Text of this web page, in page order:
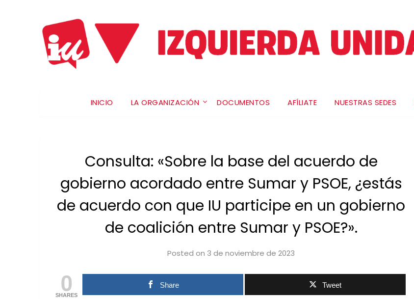
INICIO LA ORGANIZACIÓN DOCUMENTOS AFÍLIATE NUESTRAS SEDES
Consulta: «Sobre la base del acuerdo de
gobierno acordado entre Sumar y PSOE, ¿estás
de acuerdo con que IU participe en un gobierno
de coalición entre Sumar y PSOE?».
Posted on 3 de noviembre de 2023
0
SHARES
Share Tweet